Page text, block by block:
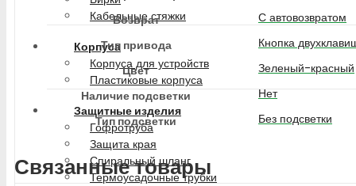
Кабельные стяжки
Корпуса
Корпуса для устройств
Пластиковые корпуса
Защитные изделия
Гофротруба
Защита края
Спиральный шланг
Термоусадочные трубки
Возврат
С автовозвратом
Тип привода
Кнопка
Цвет
Зеленый-красный
Наличие подсветки
Нет
Тип подсветки
Без подсветки
Связанные товары